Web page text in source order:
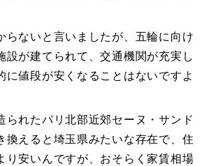
らないと言いましたが、五輪に向け
設が建てられて、交通機関が充実し
に値段が安くなることはないですよ
られたパリ北部近郊セーヌ・サンド
換えると埼玉県みたいな存在で、住
り安いんですが、おそらく家賃相場